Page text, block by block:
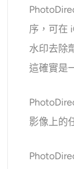
序，可在
水印去除
這確實是
影像上的